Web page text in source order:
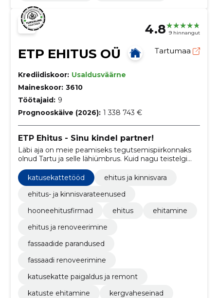
4.8 9 hinnangut
ETP EHITUS OÜ Tartumaa
Krediidiskoor: Usaldusväärne
Maineskoor: 3610
Töötajaid: 9
Prognooskäive (2026): 1 338 743 €
ETP Ehitus - Sinu kindel partner!
Läbi aja on meie peamiseks tegutsemispiirkonnaks
olnud Tartu ja selle lähiümbrus. Kuid nagu teistelgi
Eestis.katusekattetööd
ehitus ja kinnisvara
ehitus- ja kinnisvarateenused
hooneehitusfirmad
ehitus
ehitamine
ehitus ja renoveerimine
fassaadide parandused
fassaadi renoveerimine
katusekatte paigaldus ja remont
katuste ehitamine
kergvaheseinad